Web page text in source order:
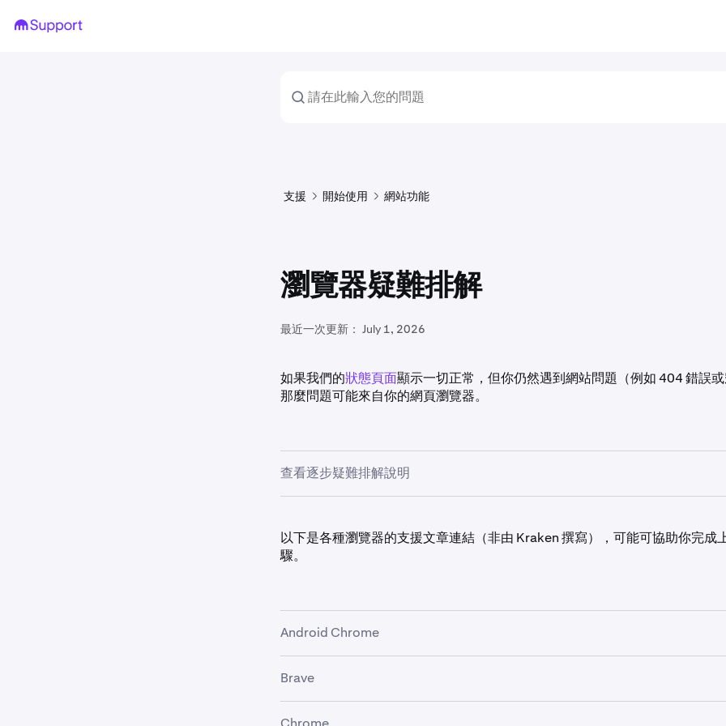
支援 開始使用 網站功能
瀏覽器疑難排解
最近一次更新： July 1, 2026
如果我們的狀態頁面顯示一切正常，但你仍然遇到網站問題（例如 404 錯誤或
那麼問題可能來自你的網頁瀏覽器。
查看逐步疑難排解說明
充程式，使其恢復全新狀態。
警告
2 請確保瀏覽器為
Chrome、Firefox、iOS Safari 和 Safari，瀏覽器版本的最低要求是不超
以下是各種瀏覽器的支援文章連結（非由 Kraken 撰寫），可能可協助你完成
驟。
Android Chrome
• 如何使用私人模式
• 如何清除快取和 Cookie
Brave
在切換不同 Kraken 介面時（例如從